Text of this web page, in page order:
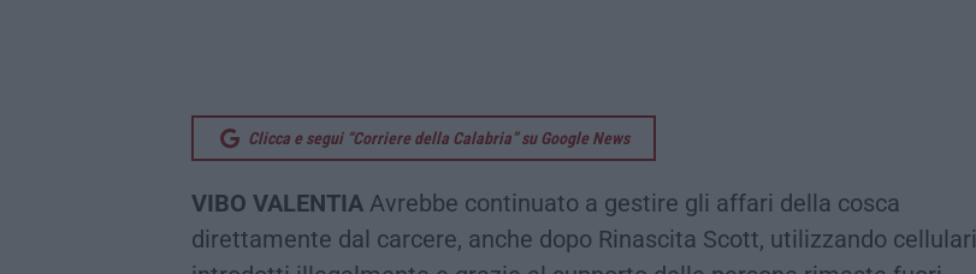
Clicca e segui “Corriere della Calabria” su Google News
VIBO VALENTIA Avrebbe continuato a gestire gli affari della cosca
direttamente dal carcere, anche dopo Rinascita Scott, utilizzando cellulari